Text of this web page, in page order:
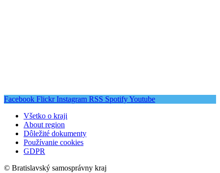
Facebook Flickr Instagram RSS SpotifyYoutube
Všetko o kraji
About region
Dôležité dokumenty
Používanie cookies
GDPR
© Bratislavský samosprávny kraj